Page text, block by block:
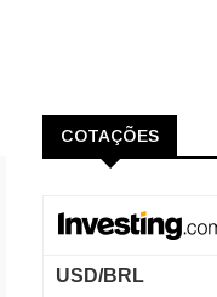
COTAÇÕES